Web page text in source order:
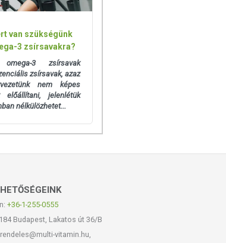
van szükségünk
3 zsírsavakra?
3 zsírsavak
zsírsavak, azaz
nem képes
előállítani, jelenlétük
nélkülözhetet...
+36-1-255-0555
Budapest, Lakatos út 36/B
vitamin.hu,